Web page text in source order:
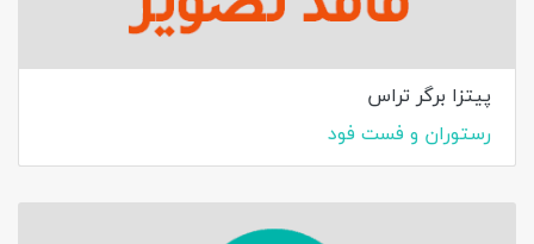
پيتزا برگر تراس
رستوران و فست فود